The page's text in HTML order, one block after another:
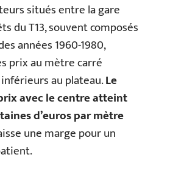
situés entre la gare
du T13, souvent composés
années 1960-1980,
prix au mètre carré
au plateau.Le
avec le centre atteint
d’euros par mètre
une marge pour un